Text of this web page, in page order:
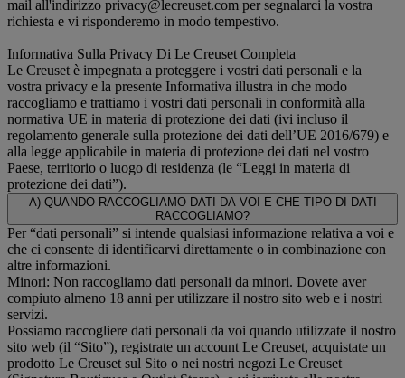
mail all'indirizzo privacy@lecreuset.com per segnalarci la vostra
richiesta e vi risponderemo in modo tempestivo.
Informativa Sulla Privacy Di Le Creuset Completa
Le Creuset è impegnata a proteggere i vostri dati personali e la
vostra privacy e la presente Informativa illustra in che modo
raccogliamo e trattiamo i vostri dati personali in conformità alla
normativa UE in materia di protezione dei dati (ivi incluso il
regolamento generale sulla protezione dei dati dell’UE 2016/679) e
alla legge applicabile in materia di protezione dei dati nel vostro
Paese, territorio o luogo di residenza (le “Leggi in materia di
protezione dei dati”).
A) QUANDO RACCOGLIAMO DATI DA VOI E CHE TIPO DI DATI
RACCOGLIAMO?
Per “dati personali” si intende qualsiasi informazione relativa a voi e
che ci consente di identificarvi direttamente o in combinazione con
altre informazioni.
Minori: Non raccogliamo dati personali da minori. Dovete aver
compiuto almeno 18 anni per utilizzare il nostro sito web e i nostri
servizi.
Possiamo raccogliere dati personali da voi quando utilizzate il nostro
sito web (il “Sito”), registrate un account Le Creuset, acquistate un
prodotto Le Creuset sul Sito o nei nostri negozi Le Creuset